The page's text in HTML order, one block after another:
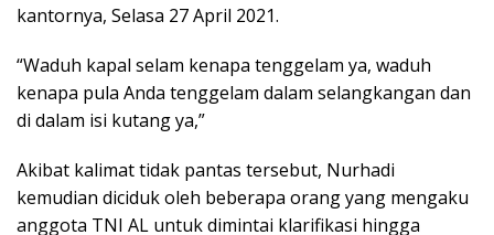
kantornya, Selasa 27 April 2021.
“Waduh kapal selam kenapa tenggelam ya, waduh
kenapa pula Anda tenggelam dalam selangkangan dan
di dalam isi kutang ya,”
Akibat kalimat tidak pantas tersebut, Nurhadi
kemudian diciduk oleh beberapa orang yang mengaku
anggota TNI AL untuk dimintai klarifikasi hingga